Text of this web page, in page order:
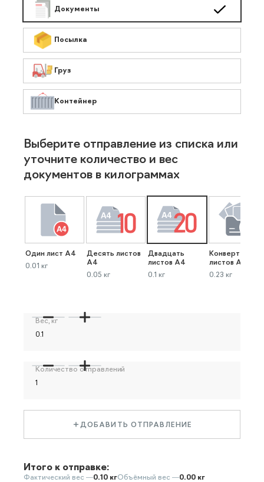
Документы
Посылка
Груз
Контейнер
Выберите отправление из списка или
уточните количество и вес
документов в килограммах
Один лист А4
0.01 кг
Десять листов
А4
0.05 кг
Двадцать
листов А4
0.1 кг
Конверт до 40
листов А4
0.23 кг
Вес, кг
Количество отправлений
ДОБАВИТЬ ОТПРАВЛЕНИЕ
Итого к отправке:
Фактический вес —0.10 кгОбъёмный вес —0.00 кг